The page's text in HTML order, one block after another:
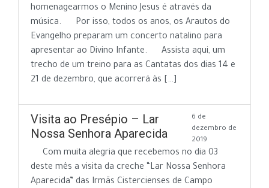
homenagearmos o Menino Jesus é através da
música. Por isso, todos os anos, os Arautos do
Evangelho preparam um concerto natalino para
apresentar ao Divino Infante. Assista aqui, um
trecho de um treino para as Cantatas dos dias 14 e
21 de dezembro, que acorrerá às […]
Visita ao Presépio – Lar
Nossa Senhora Aparecida
6 de
dezembro de
2019
Com muita alegria que recebemos no dia 03
deste mês a visita da creche “Lar Nossa Senhora
Aparecida” das Irmãs Cistercienses de Campo